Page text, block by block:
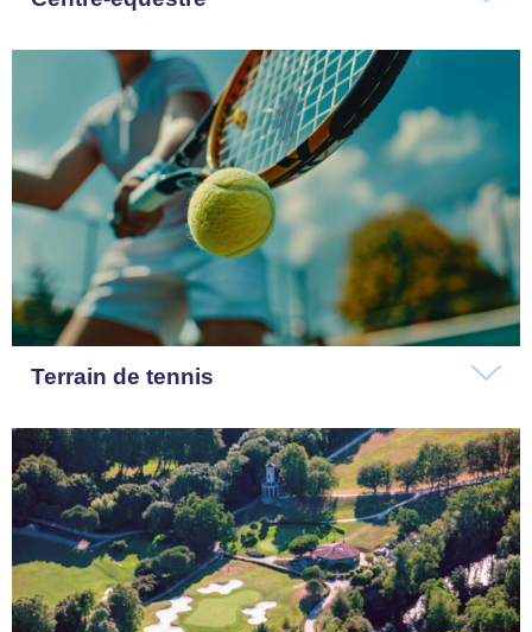
Terrain de tennis